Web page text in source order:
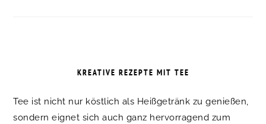
KREATIVE REZEPTE MIT TEE
Tee ist nicht nur köstlich als Heißgetränk zu genießen,
sondern eignet sich auch ganz hervorragend zum